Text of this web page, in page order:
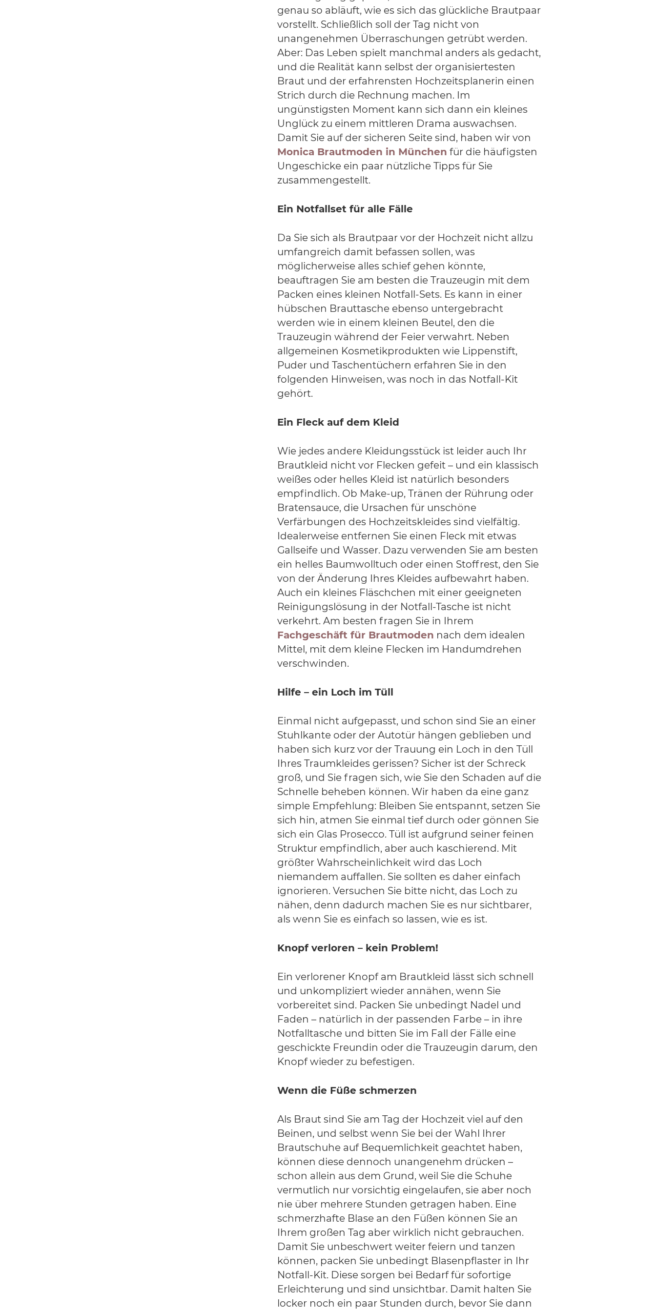
genau so abläuft, wie es sich das glückliche Brautpaar
vorstellt. Schließlich soll der Tag nicht von
unangenehmen Überraschungen getrübt werden.
Aber: Das Leben spielt manchmal anders als gedacht,
und die Realität kann selbst der organisiertesten
Braut und der erfahrensten Hochzeitsplanerin einen
Strich durch die Rechnung machen. Im
ungünstigsten Moment kann sich dann ein kleines
Unglück zu einem mittleren Drama auswachsen.
Damit Sie auf der sicheren Seite sind, haben wir von
Monica Brautmoden in München für die häufigsten
Ungeschicke ein paar nützliche Tipps für Sie
zusammengestellt.
Ein Notfallset für alle Fälle
Da Sie sich als Brautpaar vor der Hochzeit nicht allzu
umfangreich damit befassen sollen, was
möglicherweise alles schief gehen könnte,
beauftragen Sie am besten die Trauzeugin mit dem
Packen eines kleinen Notfall-Sets. Es kann in einer
hübschen Brauttasche ebenso untergebracht
werden wie in einem kleinen Beutel, den die
Trauzeugin während der Feier verwahrt. Neben
allgemeinen Kosmetikprodukten wie Lippenstift,
Puder und Taschentüchern erfahren Sie in den
folgenden Hinweisen, was noch in das Notfall-Kit
gehört.
Ein Fleck auf dem Kleid
Wie jedes andere Kleidungsstück ist leider auch Ihr
Brautkleid nicht vor Flecken gefeit – und ein klassisch
weißes oder helles Kleid ist natürlich besonders
empfindlich. Ob Make-up, Tränen der Rührung oder
Bratensauce, die Ursachen für unschöne
Verfärbungen des Hochzeitskleides sind vielfältig.
Idealerweise entfernen Sie einen Fleck mit etwas
Gallseife und Wasser. Dazu verwenden Sie am besten
ein helles Baumwolltuch oder einen Stoffrest, den Sie
von der Änderung Ihres Kleides aufbewahrt haben.
Auch ein kleines Fläschchen mit einer geeigneten
Reinigungslösung in der Notfall-Tasche ist nicht
verkehrt. Am besten fragen Sie in Ihrem
Fachgeschäft für Brautmoden nach dem idealen
Mittel, mit dem kleine Flecken im Handumdrehen
verschwinden.
Hilfe – ein Loch im Tüll
Einmal nicht aufgepasst, und schon sind Sie an einer
Stuhlkante oder der Autotür hängen geblieben und
haben sich kurz vor der Trauung ein Loch in den Tüll
Ihres Traumkleides gerissen? Sicher ist der Schreck
groß, und Sie fragen sich, wie Sie den Schaden auf die
Schnelle beheben können. Wir haben da eine ganz
simple Empfehlung: Bleiben Sie entspannt, setzen Sie
sich hin, atmen Sie einmal tief durch oder gönnen Sie
sich ein Glas Prosecco. Tüll ist aufgrund seiner feinen
Struktur empfindlich, aber auch kaschierend. Mit
größter Wahrscheinlichkeit wird das Loch
niemandem auffallen. Sie sollten es daher einfach
ignorieren. Versuchen Sie bitte nicht, das Loch zu
nähen, denn dadurch machen Sie es nur sichtbarer,
als wenn Sie es einfach so lassen, wie es ist.
Knopf verloren – kein Problem!
Ein verlorener Knopf am Brautkleid lässt sich schnell
und unkompliziert wieder annähen, wenn Sie
vorbereitet sind. Packen Sie unbedingt Nadel und
Faden – natürlich in der passenden Farbe – in ihre
Notfalltasche und bitten Sie im Fall der Fälle eine
geschickte Freundin oder die Trauzeugin darum, den
Knopf wieder zu befestigen.
Wenn die Füße schmerzen
Als Braut sind Sie am Tag der Hochzeit viel auf den
Beinen, und selbst wenn Sie bei der Wahl Ihrer
Brautschuhe auf Bequemlichkeit geachtet haben,
können diese dennoch unangenehm drücken –
schon allein aus dem Grund, weil Sie die Schuhe
vermutlich nur vorsichtig eingelaufen, sie aber noch
nie über mehrere Stunden getragen haben. Eine
schmerzhafte Blase an den Füßen können Sie an
Ihrem großen Tag aber wirklich nicht gebrauchen.
Damit Sie unbeschwert weiter feiern und tanzen
können, packen Sie unbedingt Blasenpflaster in Ihr
Notfall-Kit. Diese sorgen bei Bedarf für sofortige
Erleichterung und sind unsichtbar. Damit halten Sie
locker noch ein paar Stunden durch, bevor Sie dann